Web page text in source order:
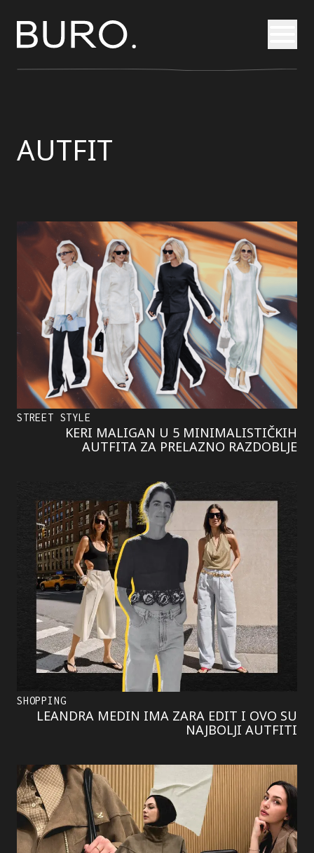
AUTFIT
STREET STYLE
KERI MALIGAN U 5 MINIMALISTIČKIH
AUTFITA ZA PRELAZNO RAZDOBLJE
SHOPPING
LEANDRA MEDIN IMA ZARA EDIT I OVO SU
NAJBOLJI AUTFITI